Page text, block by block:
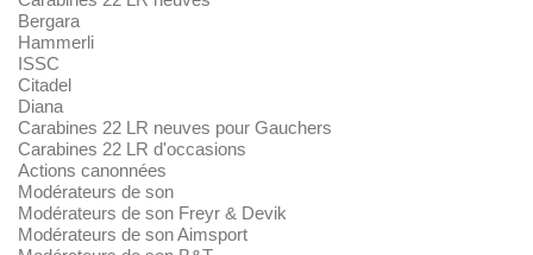
Bergara
Hammerli
ISSC
Citadel
Diana
Carabines 22 LR neuves pour Gauchers
Carabines 22 LR d'occasions
Actions canonnées
Modérateurs de son
Modérateurs de son Freyr & Devik
Modérateurs de son Aimsport